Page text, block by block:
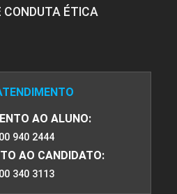
CONDUTA ÉTICA
AO ALUNO:
940 2444
AO CANDIDATO:
340 3113